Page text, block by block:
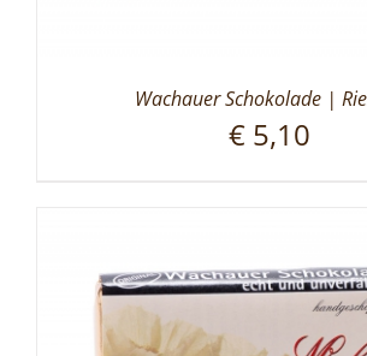
Wachauer Schokolade |
€ 5,10